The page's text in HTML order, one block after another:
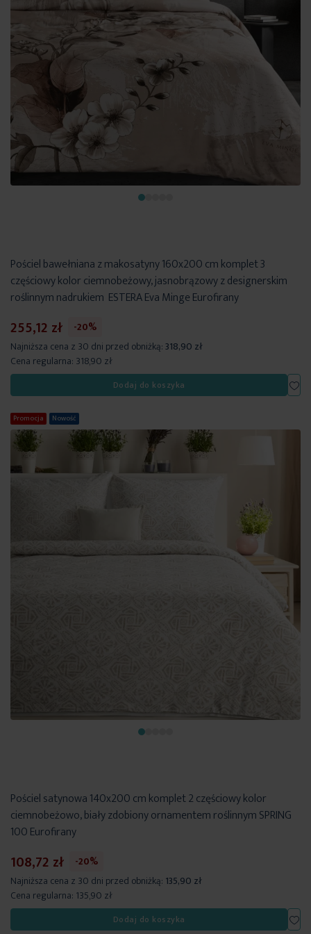
Pościel bawełniana z makosatyny 160x200 cm komplet 3
częściowy kolor ciemnobeżowy, jasnobrązowy z designerskim
roślinnym nadrukiem ESTERA Eva Minge Eurofirany
255,12 zł
-20%
Najniższa cena z 30 dni przed obniżką:318,90 zł
Cena regularna: 318,90 zł
Dodaj do koszyka
Promocja Nowość
Pościel satynowa 140x200 cm komplet 2 częściowy kolor
ciemnobeżowo, biały zdobiony ornamentem roślinnym SPRING
100 Eurofirany
108,72 zł
-20%
Najniższa cena z 30 dni przed obniżką: 135,90 zł
Cena regularna: 135,90 zł
Dodaj do koszyka